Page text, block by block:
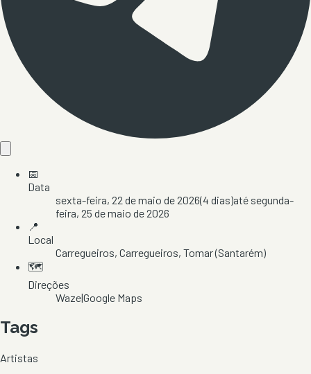
📅
Data
sexta-feira, 22 de maio de 2026(4 dias)até segunda-
feira, 25 de maio de 2026
📍
Local
Carregueiros, Carregueiros, Tomar(Santarém)
🗺️
Direções
Waze|Google Maps
Tags
Artistas